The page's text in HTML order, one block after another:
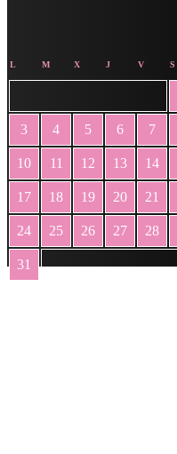
L M X J V S
3 4 5 6 7
10 11 12 13 14
17 18 19 20 21
24 25 26 27 28
31